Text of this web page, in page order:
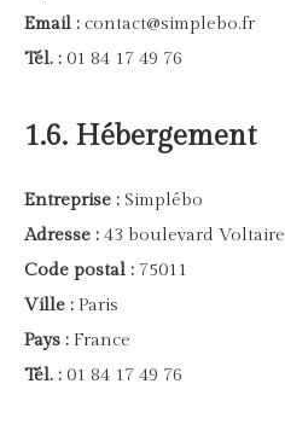
Email : contact@simplebo.fr
Tél. : 01 84 17 49 76
1.6. Hébergement
Entreprise : Simplébo
Adresse : 43 boulevard Voltaire
Code postal : 75011
Ville : Paris
Pays : France
Tél. : 01 84 17 49 76